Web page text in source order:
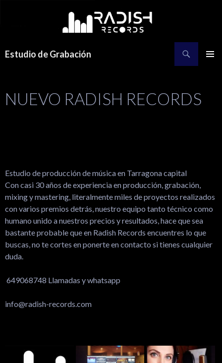
Estudio de Grabación
NUEVO RADISH RECORDS
Estudio de producción de música en Tarragona capital
Con casi 30 años de experiencia en producción, grabación,
mixing y mastering, literalmente miles de proyectos realizados
con varios premios detrás, nuestro equipo tanto técnico como
humano unido a nuestros precios y resultados, hace que sea
bastante probable que en Radish Records encuentres lo que
buscas, no te cortes en ponerte en contacto si tienes cualquier
duda.
649068748 Llamadas y whatsapp
info@radish-records.com